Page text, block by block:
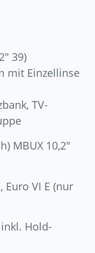
39)
mit Einzellinse
TV-
MBUX 10,2″
Euro VI E (nur
Hold-